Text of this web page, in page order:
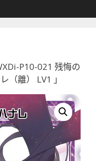
P10-021 残悔の
離） LV1 」